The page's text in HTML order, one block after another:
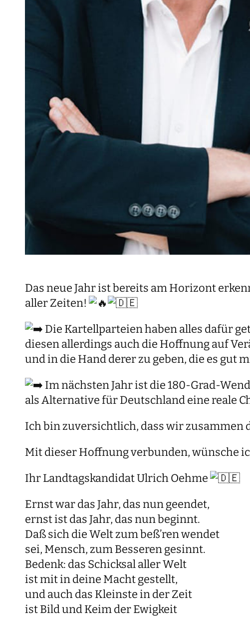
Das neue Jahr ist bereits am Horizont
aller Zeiten!
Die Kartellparteien haben alles dafür
diesen allerdings auch die Hoffnung auf
und in die Hand derer zu geben, die es gut
Im nächsten Jahr ist die180-Grad-
als Alternative für Deutschland eine reale
Ich bin zuversichtlich, dass wir zusammen
Mit dieser Hoffnung verbunden, wünsche
Ihr Landtagskandidat Ulrich Oehme
Ernst war das Jahr, das nun geendet,
ernst ist das Jahr, das nun beginnt.
Daß sich die Welt zum beß’ren wendet
sei, Mensch, zum Besseren gesinnt.
Bedenk: das Schicksal aller Welt
ist mit in deine Macht gestellt,
und auch das Kleinste in der Zeit
ist Bild und Keim der Ewigkeit